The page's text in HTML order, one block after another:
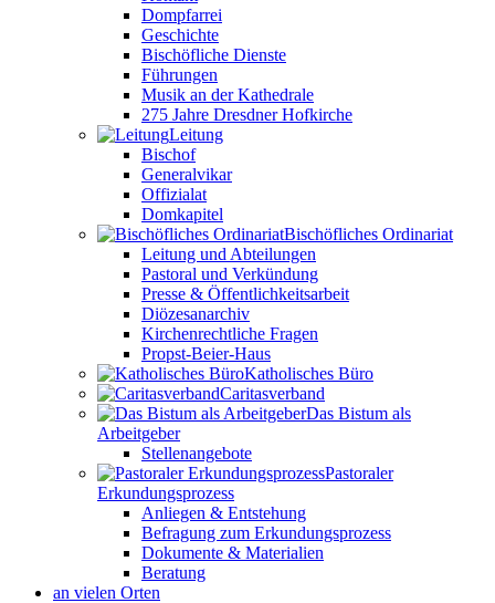
Dompfarrei
Geschichte
Bischöfliche Dienste
Führungen
Musik an der Kathedrale
275 Jahre Dresdner Hofkirche
Leitung
Bischof
Generalvikar
Offizialat
Domkapitel
Bischöfliches Ordinariat
Leitung und Abteilungen
Pastoral und Verkündung
Presse & Öffentlichkeitsarbeit
Diözesanarchiv
Kirchenrechtliche Fragen
Propst-Beier-Haus
Katholisches Büro
Caritasverband
Das Bistum als
Arbeitgeber
Stellenangebote
Pastoraler
Erkundungsprozess
Anliegen & Entstehung
Befragung zum Erkundungsprozess
Dokumente & Materialien
Beratung
an vielen Orten